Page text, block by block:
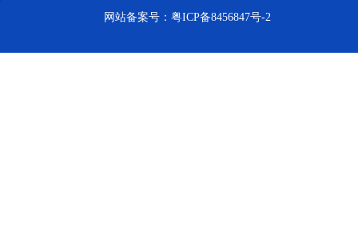
网站备案号： 粤ICP备8456847号-2